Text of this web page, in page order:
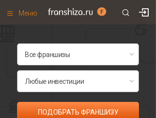
Меню
Франшизы по категориям
Рейтинг франшиз
Все франшизы списком
ПОДОБРАТЬ ФРАНШИЗУ